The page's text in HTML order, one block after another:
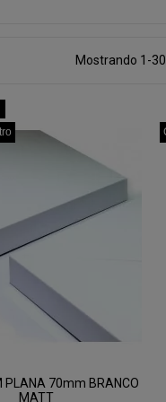
Mostrando 1-
PLANA 70mm BRANCO
MATT